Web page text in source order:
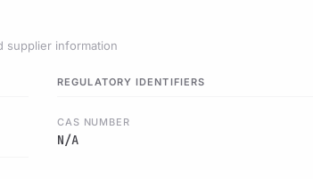
supplier information
REGULATORY IDENTIFIERS
CAS NUMBER
N/A